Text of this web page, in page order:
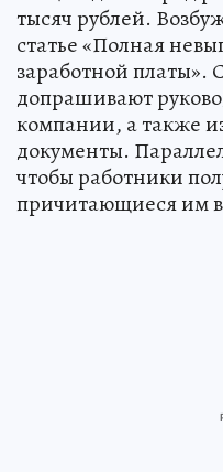
тысяч рублей.
статье «Полная
заработной платы».
допрашивают
компании, а также
документы.
чтобы работники
причитающиеся им